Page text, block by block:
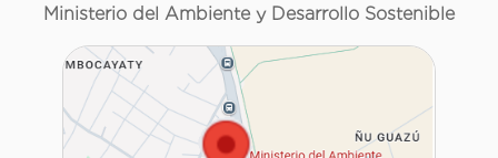
Ministerio del Ambiente y Desarrollo Sostenible